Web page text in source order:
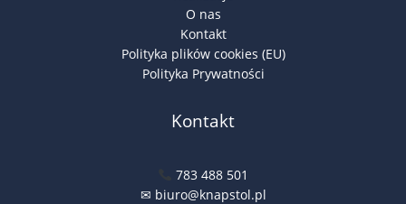
O nas
Kontakt
Polityka plików cookies (EU)
Polityka Prywatności
Kontakt
783 488 501
✉ biuro@knapstol.pl